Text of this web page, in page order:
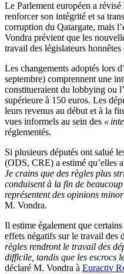
Le Parlement européen a
renforcer son intégrité et sa
corruption du Qatargate, mais
Vondra prévient que les
travail des législateurs honnêtes
Les changements adoptés lors
septembre) comprennent une
constitueraient du lobbying ou
supérieure à 150 euros. Les
leurs revenus au début et à la
vues informels au sein des «
réglementés.
Si plusieurs députés ont salué
(ODS, CRE) a estimé qu’elles
Je crains que des règles plus
conduisent à la fin de
représentent des opinions
M. Vondra.
Il estime également que
effets négatifs sur le travail des
règles rendront le travail des
difficile, tandis que les escrocs
déclaré M. Vondra à Euractiv